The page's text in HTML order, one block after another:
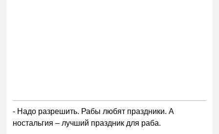
- Надо разрешить. Рабы любят праздники. А
ностальгия – лучший праздник для раба.